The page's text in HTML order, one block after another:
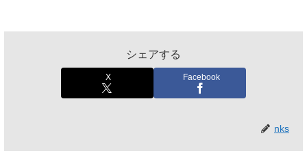
シェアする
X Facebook
nks